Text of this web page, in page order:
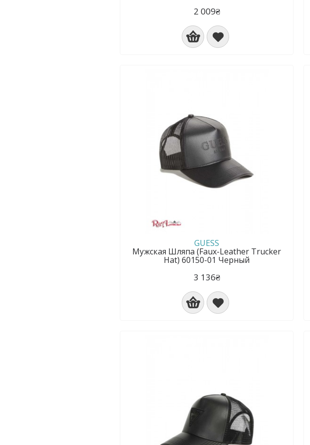
2 009₴
GUESS
Мужская Шляпа (Faux-Leather Trucker
Hat) 60150-01 Черный
3 136₴